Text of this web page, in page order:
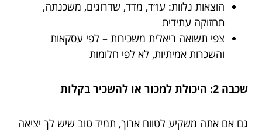
הוצאות נלוות: עו״ד, מדד, שדרוגים, משכנתה,
תחזוקה עתידית
צפי תשואה ריאלית משכירות – לפי עסקאות
והשכרות אמיתיות, לא לפי חלומות
שכבה 2: היכולת למכור או להשכיר בקלות
גם אם אתה משקיע לטווח ארוך, תמיד טוב שיש לך יציאה